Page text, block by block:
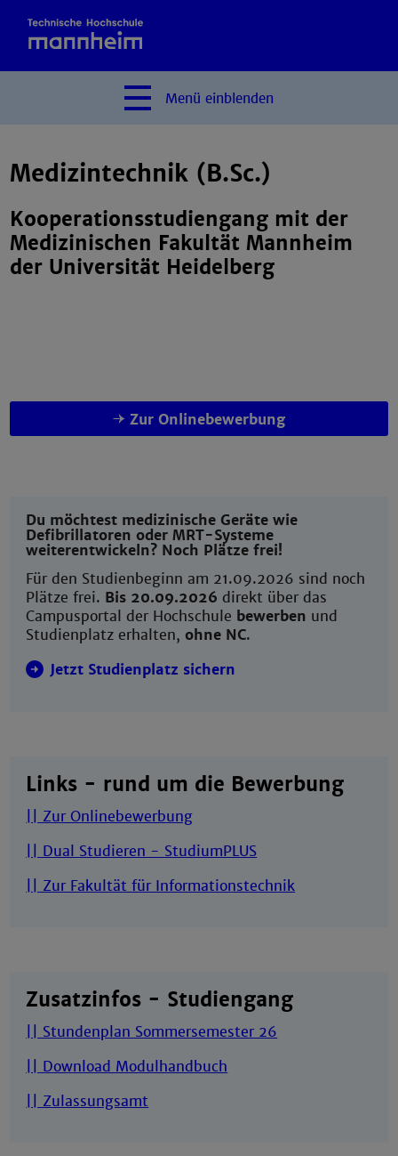
Menü einblenden
Medizintechnik (B.Sc.)
Kooperationsstudiengang mit der
Medizinischen Fakultät Mannheim
der Universität Heidelberg
Zur Onlinebewerbung
Du möchtest medizinische Geräte wie
Defibrillatoren oder MRT-Systeme
weiterentwickeln? Noch Plätze frei!
Für den Studienbeginn am 21.09.2026 sind noch
Plätze frei. Bis 20.09.2026 direkt über das
Campusportal der Hochschule bewerben und
Studienplatz erhalten,ohne NC.
Jetzt Studienplatz sichern
Links - rund um die Bewerbung
|| Zur Onlinebewerbung
|| Dual Studieren - StudiumPLUS
|| Zur Fakultät für Informationstechnik
Zusatzinfos - Studiengang
|| Stundenplan Sommersemester 26
|| Download Modulhandbuch
|| Zulassungsamt